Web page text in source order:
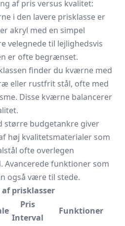
af pris versus kvalitet:
i den lavere prisklasse er
akryl med en simpel
velegnede til lejlighedsvis
er ofte begrænset.
finder du kværne med
eller rustfrit stål, ofte med
Disse kværne balancerer
større budgetankre giver
høj kvalitetsmaterialer som
ofte overlegen
funktioner som
også være til stede.
prisklasser
Pris
Interval
Funktioner